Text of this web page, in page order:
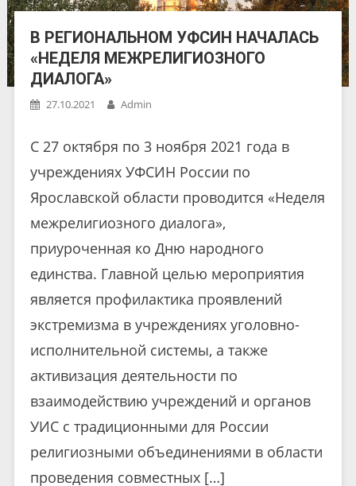
В РЕГИОНАЛЬНОМ УФСИН НАЧАЛАСЬ
«НЕДЕЛЯ МЕЖРЕЛИГИОЗНОГО
ДИАЛОГА»
27.10.2021 Admin
С 27 октября по 3 ноября 2021 года в
учреждениях УФСИН России по
Ярославской области проводится «Неделя
межрелигиозного диалога»,
приуроченная ко Дню народного
единства. Главной целью мероприятия
является профилактика проявлений
экстремизма в учреждениях уголовно-
исполнительной системы, а также
активизация деятельности по
взаимодействию учреждений и органов
УИС с традиционными для России
религиозными объединениями в области
проведения совместных […]